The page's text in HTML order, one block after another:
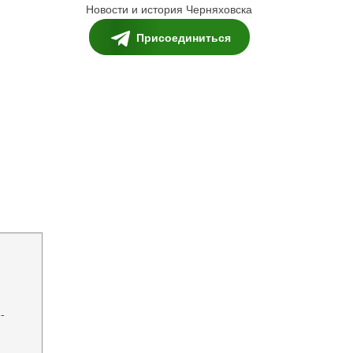
Новости и история Черняховска
Присоединиться